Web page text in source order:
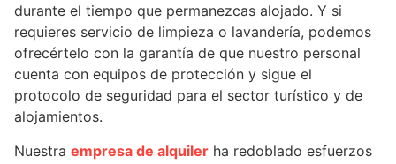
durante el tiempo que permanezcas alojado. Y si
requieres servicio de limpieza o lavandería, podemos
ofrecértelo con la garantía de que nuestro personal
cuenta con equipos de protección y sigue el
protocolo de seguridad para el sector turístico y de
alojamientos.
Nuestra empresa de alquiler ha redoblado esfuerzos